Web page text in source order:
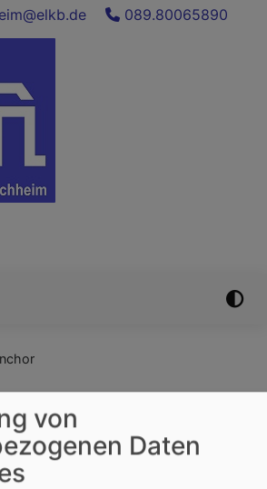
089.80065890
von
Daten